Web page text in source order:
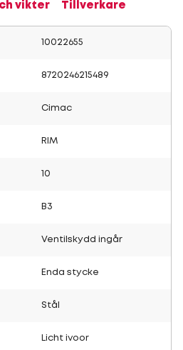
vikter Tillverkare
10022655
8720246215489
Cimac
RIM
10
B3
Ventilskydd ingår
Enda stycke
Stål
Licht ivoor